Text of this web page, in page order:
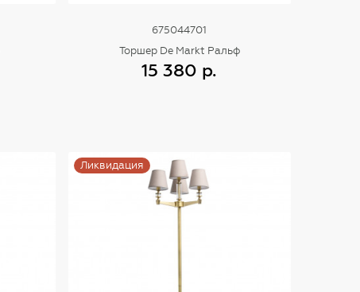
675044701
Торшер De Markt Ральф
15 380 р.
Ликвидация